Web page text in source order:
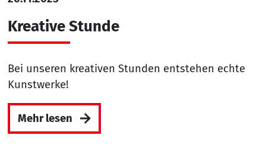
Kreative Stunde
Bei unseren kreativen Stunden entstehen echte
Kunstwerke!
Mehr lesen